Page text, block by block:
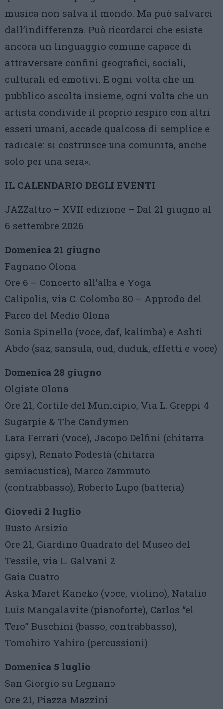
musica non salva il mondo. Ma può salvarci
dall’indifferenza. Può ricordarci che esiste
ancora un linguaggio comune capace di
attraversare confini geografici, sociali,
culturali ed emotivi. E ogni volta che un
pubblico ascolta insieme, ogni volta che un
artista condivide il proprio respiro con altri
esseri umani, accade qualcosa di semplice e
radicale: si costruisce una comunità, anche
solo per una sera».
IL CALENDARIO DEGLI EVENTI
JAZZaltro – XVII edizione – Dal 21 giugno al
6 settembre 2026
Domenica 21 giugno
Fagnano Olona
Ore 6 – Concerto all’alba e Yoga
Calipolis, via C. Colombo 80 – Approdo del
Parco del Medio Olona
Sonia Spinello (voce, daf, kalimba) e Ashti
Abdo (saz, sansula, oud, duduk, effetti e voce)
Domenica 28 giugno
Olgiate Olona
Ore 21, Cortile del Municipio, Via L. Greppi 4
Sugarpie & The Candymen
Lara Ferrari (voce), Jacopo Delfini (chitarra
gipsy), Renato Podestà (chitarra
semiacustica), Marco Zammuto
(contrabbasso), Roberto Lupo (batteria)
Giovedì 2 luglio
Busto Arsizio
Ore 21, Giardino Quadrato del Museo del
Tessile, via L. Galvani 2
Gaia Cuatro
Aska Maret Kaneko (voce, violino), Natalio
Luis Mangalavite (pianoforte), Carlos “el
Tero” Buschini (basso, contrabbasso),
Tomohiro Yahiro (percussioni)
Domenica 5 luglio
San Giorgio su Legnano
Ore 21, Piazza Mazzini